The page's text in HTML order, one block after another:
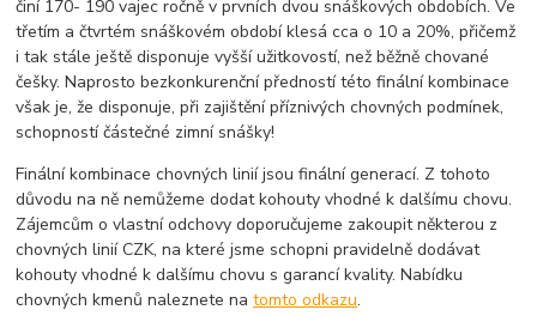
činí 170- 190 vajec ročně v prvních dvou snáškových obdobích. Ve
třetím a čtvrtém snáškovém období klesá cca o 10 a 20%, přičemž
i tak stále ještě disponuje vyšší užitkovostí, než běžně chované
češky. Naprosto bezkonkurenční předností této finální kombinace
však je, že disponuje, při zajištění příznivých chovných podmínek,
schopností částečné zimní snášky!
Finální kombinace chovných linií jsou finální generací. Z tohoto
důvodu na ně nemůžeme dodat kohouty vhodné k dalšímu chovu.
Zájemcům o vlastní odchovy doporučujeme zakoupit některou z
chovných linií CZK, na které jsme schopni pravidelně dodávat
kohouty vhodné k dalšímu chovu s garancí kvality. Nabídku
chovných kmenů naleznete natomto odkazu.